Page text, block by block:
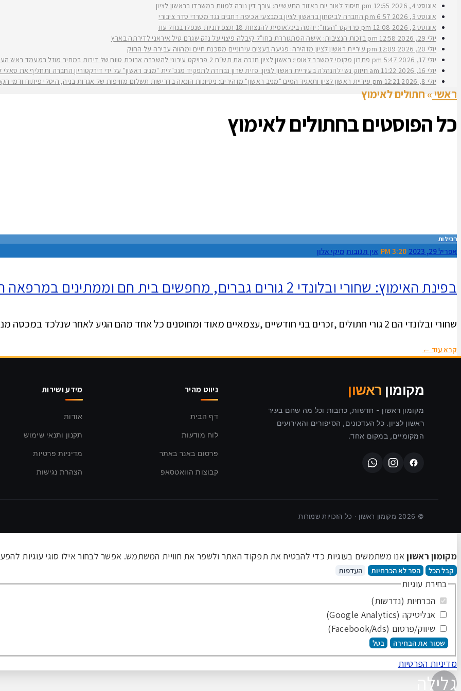
אוגוסט 4, 2026
12:55 pm
חיסול לאור יום באזור התעשייה: עורך דין נורה למוות במשרדו בראשון לציון
אוגוסט 3, 2026
6:57 pm
החברה לביטחון בראשון לציון במבצעי אכיפה רחבים נגד מטרדי סדר ציבורי
אוגוסט 2, 2026
12:08 pm
פרויקט "העוז": יוזמה בינלאומית להנצחת 18 תצפיתניות שנפלו בנחל עוז
יולי 29, 2026
12:58 pm
בזכות הנציבות: אישה המתגוררת בחו"ל קיבלה פיצוי על נזק שגרם טיל איראני לדירתה בארץ
יולי 20, 2026
12:09 pm
עיריית ראשון לציון מזהירה: פגיעה בעצים עירוניים מסכנת חיים ומהווה עבירה על החוק
יולי 17, 2026
5:47 pm
פתרון מקומי למשבר לאומי: ראשון לציון חנכה את תש״ח 2 פרויקט עירוני להשכרה ארוכת טווח של דירות במחיר מוזל במעמד ראש העירייה רז קינסטליך
יולי 16, 2026
11:22 am
חיזוק נשי להנהלה בעיריית ראשון לציון: פזית שרון נבחרה לתפקיד מנכ"לית "מניב ראשון" על ידי דירקטוריון החברה ותחליף את סאלי לוי שפורשת
יולי 8, 2026
12:21 pm עיריית ראשון לציון ותאגיד המים "מניב ראשון" מזהירים: ניסיונות הונאה בדרישות תשלום מזויפות של אגרות בניה, היטלי פיתוח
ראשי» חתולים לאימוץ
כל הפוסטים בחתולים לאימוץ
רכילות
אפריל 29, 2023 3:20 PM אין תגובות מיקי אלון
בפינת האימוץ: שחורי ובלונדי 2 גורים גברים, מחפשים בית חם וממתינים במרפאה העירונית ראשון לציון
שחורי ובלונדי הם 2 גורי חתולים ,זכרים בני חודשיים ,עצמאיים מאוד ומחוסנים כל אחד מהם הגיע לאחר שנלכד במכסה מנוע
קרא עוד ←
מקומון ראשון
מקומון ראשון - חדשות, כתבות וכל מה שחם בעיר
ראשון לציון. כל העדכונים, הסיפורים והאירועים
המקומיים, במקום אחד.
ניווט מהיר
דף הבית
לוח מודעות
פרסום באנר באתר
קבוצות הוואטסאפ
מידע ושירות
אודות
תקנון ותנאי שימוש
מדיניות פרטיות
הצהרת נגישות
©
2026 מקומון ראשון · כל הזכויות שמורות
מקומון ראשוןאנו משתמשים בעוגיות כדי להבטיח את תפקוד האתר ולשפר את חוויית המשתמש. אפשר לבחור אילו סוגי עוגיות
קבל הכל הסר לא הכרחיות העדפות
בחירת עוגיות
הכרחיות (נדרשות)
אנליטיקה (Google Analytics)
שיווק/פרסום (Facebook/Ads)
שמור את הבחירה בטל
מדיניות הפרטיות
גלילה